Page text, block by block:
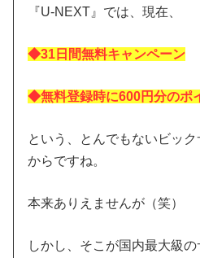
『U-NEXT』では、現在、
◆31日間無料キャンペーン
◆無料登録時に600円分のポ
という、とんでもないビッ
からですね。
本来ありえませんが（笑）
しかし、そこが国内最大級